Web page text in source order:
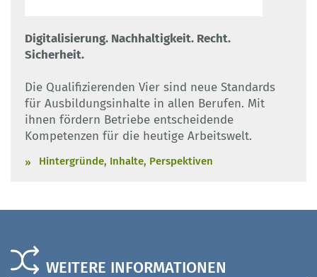
Digitalisierung. Nachhaltigkeit. Recht.
Sicherheit.
Die Qualifizierenden Vier sind neue Standards
für Ausbildungsinhalte in allen Berufen. Mit
ihnen fördern Betriebe entscheidende
Kompetenzen für die heutige Arbeitswelt.
Hintergründe, Inhalte, Perspektiven
WEITERE INFORMATIONEN